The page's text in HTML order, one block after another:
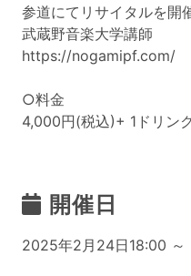
参道にてリサイタルを開
武蔵野音楽大学講師
https://nogamipf.com/
○料金
4,000円(税込)+ 1ドリンク
開催日
2025年2月24日18:00